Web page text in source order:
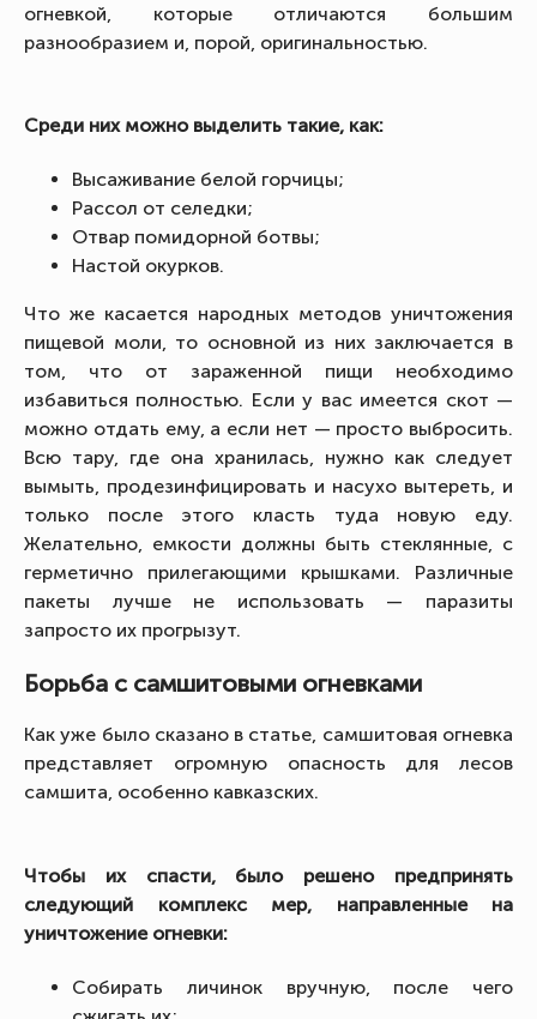
огневкой, которые отличаются большим
разнообразием и, порой, оригинальностью.
Среди них можно выделить такие, как:
Высаживание белой горчицы;
Рассол от селедки;
Отвар помидорной ботвы;
Настой окурков.
Что же касается народных методов уничтожения
пищевой моли, то основной из них заключается в
том, что от зараженной пищи необходимо
избавиться полностью. Если у вас имеется скот —
можно отдать ему, а если нет — просто выбросить.
Всю тару, где она хранилась, нужно как следует
вымыть, продезинфицировать и насухо вытереть, и
только после этого класть туда новую еду.
Желательно, емкости должны быть стеклянные, с
герметично прилегающими крышками. Различные
пакеты лучше не использовать — паразиты
запросто их прогрызут.
Борьба с самшитовыми огневками
Как уже было сказано в статье, самшитовая огневка
представляет огромную опасность для лесов
самшита, особенно кавказских.
Чтобы их спасти, было решено предпринять
следующий комплекс мер, направленные на
уничтожение огневки:
Собирать личинок вручную, после чего